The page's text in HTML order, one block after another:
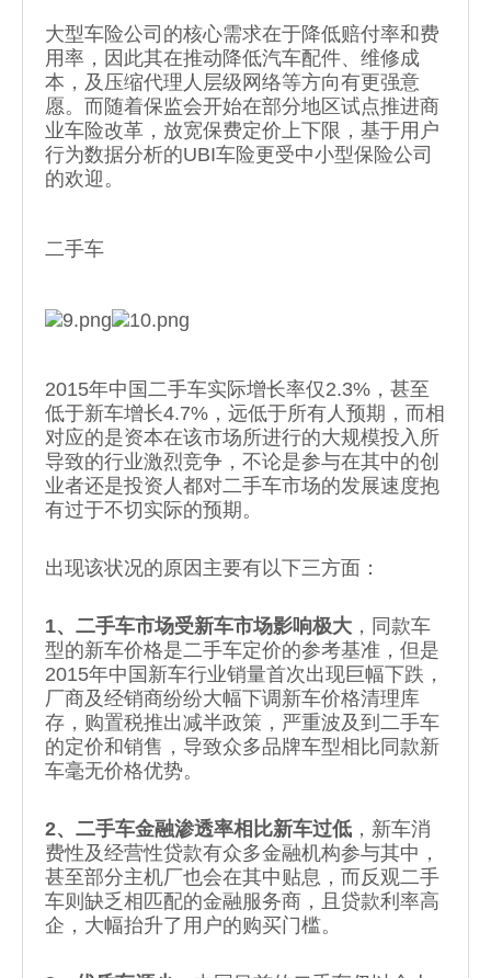
大型车险公司的核心需求在于降低赔付率和费
用率，因此其在推动降低汽车配件、维修成
本，及压缩代理人层级网络等方向有更强意
愿。而随着保监会开始在部分地区试点推进商
业车险改革，放宽保费定价上下限，基于用户
行为数据分析的UBI车险更受中小型保险公司
的欢迎。
二手车
2015年中国二手车实际增长率仅2.3%，甚至
低于新车增长4.7%，远低于所有人预期，而相
对应的是资本在该市场所进行的大规模投入所
导致的行业激烈竞争，不论是参与在其中的创
业者还是投资人都对二手车市场的发展速度抱
有过于不切实际的预期。
出现该状况的原因主要有以下三方面：
1、二手车市场受新车市场影响极大 ，同款车
型的新车价格是二手车定价的参考基准，但是
2015年中国新车行业销量首次出现巨幅下跌，
厂商及经销商纷纷大幅下调新车价格清理库
存，购置税推出减半政策，严重波及到二手车
的定价和销售，导致众多品牌车型相比同款新
车毫无价格优势。
2、二手车金融渗透率相比新车过低 ，新车消
费性及经营性贷款有众多金融机构参与其中，
甚至部分主机厂也会在其中贴息，而反观二手
车则缺乏相匹配的金融服务商，且贷款利率高
企，大幅抬升了用户的购买门槛。